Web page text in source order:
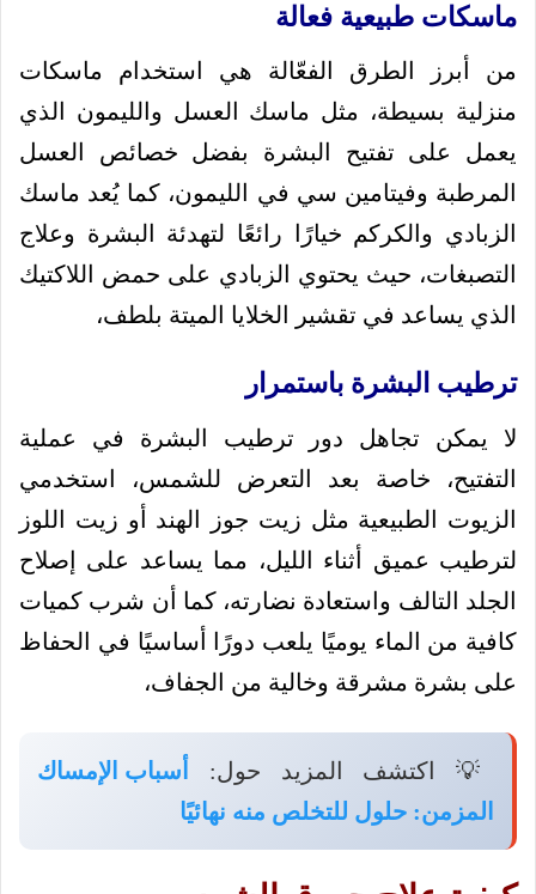
ماسكات طبيعية فعالة
من أبرز الطرق الفعّالة هي استخدام ماسكات
منزلية بسيطة، مثل ماسك العسل والليمون الذي
يعمل على تفتيح البشرة بفضل خصائص العسل
المرطبة وفيتامين سي في الليمون، كما يُعد ماسك
الزبادي والكركم خيارًا رائعًا لتهدئة البشرة وعلاج
التصبغات، حيث يحتوي الزبادي على حمض اللاكتيك
الذي يساعد في تقشير الخلايا الميتة بلطف،
ترطيب البشرة باستمرار
لا يمكن تجاهل دور ترطيب البشرة في عملية
التفتيح، خاصة بعد التعرض للشمس، استخدمي
الزيوت الطبيعية مثل زيت جوز الهند أو زيت اللوز
لترطيب عميق أثناء الليل، مما يساعد على إصلاح
الجلد التالف واستعادة نضارته، كما أن شرب كميات
كافية من الماء يوميًا يلعب دورًا أساسيًا في الحفاظ
على بشرة مشرقة وخالية من الجفاف،
💡 اكتشف المزيد حول:
أسباب الإمساك
المزمن: حلول للتخلص منه نهائيًا